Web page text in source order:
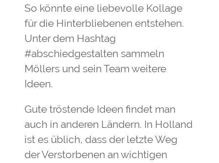
So könnte eine liebevolle Kollage
für die Hinterbliebenen entstehen.
Unter dem Hashtag
#abschiedgestalten sammeln
Möllers und sein Team weitere
Ideen.
Gute tröstende Ideen findet man
auch in anderen Ländern. In Holland
ist es üblich, dass der letzte Weg
der Verstorbenen an wichtigen